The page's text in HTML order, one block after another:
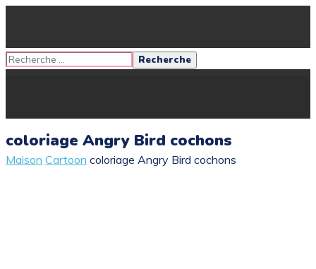
coloriage Angry Bird cochons
Maison Cartoon coloriage Angry Bird cochons